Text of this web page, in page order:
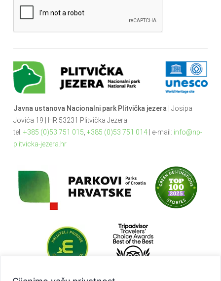
Javna ustanova Nacionalni park Plitvička jezera | Josipa
Jovića 19 | HR 53231 Plitvička Jezera
tel: +385 (0)53 751 015 +385 (0)53 751 014| e-mail: info@np-
plitvicka-jezera.hr